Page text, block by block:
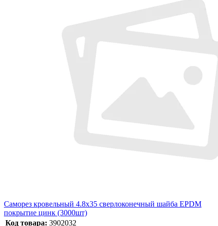
Саморез кровельный 4.8х35 сверлоконечный шайба EPDM
покрытие цинк (3000шт)
Код товара: 3902032